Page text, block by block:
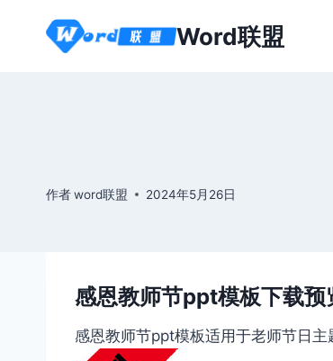
Word联盟
作者word联盟 2024年5月26日
感恩教师节ppt模板下载预
感恩教师节ppt模板适用于老师节日